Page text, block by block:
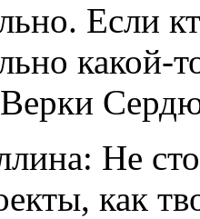
Если
какой-
Верки
Не
как